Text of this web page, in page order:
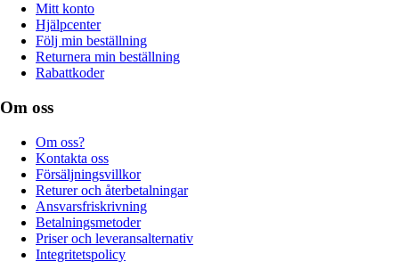
Mitt konto
Hjälpcenter
Följ min beställning
Returnera min beställning
Rabattkoder
Om oss
Om oss?
Kontakta oss
Försäljningsvillkor
Returer och återbetalningar
Ansvarsfriskrivning
Betalningsmetoder
Priser och leveransalternativ
Integritetspolicy